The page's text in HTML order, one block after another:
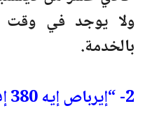
بالخدمة.
2- “إيرباص إيه 380 إف”